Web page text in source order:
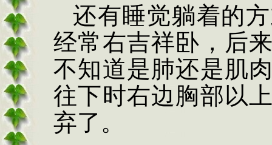
还有睡觉躺着的
经常右吉祥卧，后
不知道是肺还是肌
往下时右边胸部以
弃了。